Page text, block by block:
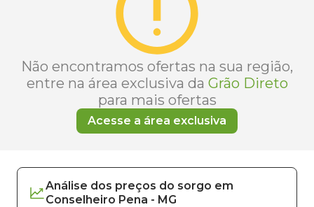
Não encontramos ofertas na sua região,
entre na área exclusiva da Grão Direto
para mais ofertas
Acesse a área exclusiva
Análise dos preços do sorgo em
Conselheiro Pena - MG